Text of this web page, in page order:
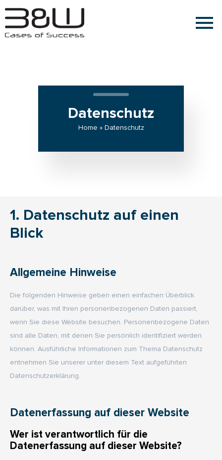
Datenschutz
Home » Datenschutz
1. Datenschutz auf einen
Blick
Allgemeine Hinweise
Die folgenden Hinweise geben einen einfachen Überblick
darüber, was mit Ihren personenbezogenen Daten passiert,
wenn Sie diese Website besuchen. Personenbezogene Daten
sind alle Daten, mit denen Sie persönlich identifiziert werden
können. Ausführliche Informationen zum Thema Datenschutz
entnehmen Sie unserer unter diesem Text aufgeführten
Datenschutzerklärung.
Datenerfassung auf dieser Website
Wer ist verantwortlich für die
Datenerfassung auf dieser Website?